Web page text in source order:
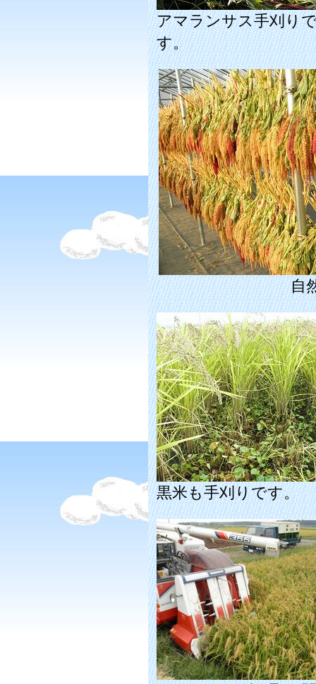
アマランサス手刈り
す。
自
黒米も手刈りです。